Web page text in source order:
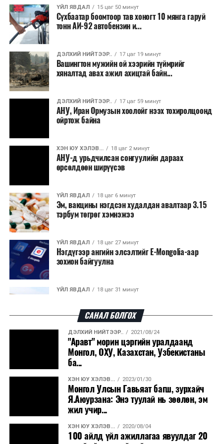
Урт, өтгөн үстэй, тайван ааштай Перс муур нь дэлхий
даяар хамгийн түгээмэл тансаг үүлдрийн нэг юм. Үнэ
нь гарал үүсэл, үржүүлэгчээсээ хамааран
ам.доллар хүрдэг.
Муурны үнэ нь зөвхөн үүлдрээс бус, цусны шугам,
үржүүлэгчийн нэр хүнд, эрүүл мэндийн баталгаа,
вакцинжуулалт, бүртгэл зэрэг олон хүчин зүйлээс
шалтгаалан өөр өөр байдаг. Харин
мэргэжилтнүүдийн үзэж буйгаар ямар ч үнэтэй
үүлдрийн муур байсан эзний хайр халамж, зөв
арчилгаа хамгийн чухал хэвээр байдаг.
долоодугаар сарын 13-нд Дэлхийн адууны өдрөөр
Польш улсын үзэгчдийн хүртээл болгоно.
хоногшсон Польшийн уран сайхны "Нохойтой дөрвөн
кинонуудыг албан ёсны эрхтэй, дуу, дүрсний өндөр
чанартайгаар үзэгчдэд хүргэхээр боллоо.
ҮЙЛ ЯВДАЛ 15 цаг 50 минут
Сүхбаатар боомтоор тав хоногт 10 мянга гаруй
тонн АИ-92 автобензин и...
ДЭЛХИЙ НИЙТЭЭР.. 17 цаг 19 минут
Вашингтон мужийн ой хээрийн түймрийг
хяналтад авах ажил ахицтай байн...
ДЭЛХИЙ НИЙТЭЭР.. 17 цаг 59 минут
АНУ, Иран Ормузын хоолойг нээх тохиролцоонд
ойртож байна
ХЭН ЮУ ХЭЛЭВ... 18 цаг 2 минут
АНУ-д урьдчилсан сонгуулийн дараах
өрсөлдөөн ширүүсэв
ҮЙЛ ЯВДАЛ 18 цаг 6 минут
Эм, вакцины нэгдсэн худалдан авалтаар 3.15
тэрбум төгрөг хэмнэжээ
ҮЙЛ ЯВДАЛ 18 цаг 27 минут
Нэгдүгээр ангийн элсэлтийг E-Mongolia-аар
зохион байгуулна
ҮЙЛ ЯВДАЛ 18 цаг 31 минут
талаас илүү хувь нь 13-аас...
ҮЙЛ ЯВДАЛ
Засгийн газар энэ оныг дуустал санхүүгийн
хэмнэлтийн горимд шилжинэ
ХЭН ЮУ ХЭЛЭВ... 19 цаг 4 минут
Шатахууны импортын гаалийн албан татварыг
2027 оны хоёрдугаар сарын ...
ҮЙЛ ЯВДАЛ
Нөөцийн махны хяналтын тогтолцоог
САНАЛ БОЛГОХ
ДЭЛХИЙ НИЙТЭЭР.. 2021/08/24
"Аравт" морин цэргийн уралдаанд
Монгол, ОХУ, Казахстан, Узбекистаны
ба...
ХЭН ЮУ ХЭЛЭВ... 2023/01/30
Монгол Улсын Гавьяат багш, зурхайч
Я.Аюурзана: Энэ туулай нь зөөлөн, эм
жил учир...
ХЭН ЮУ ХЭЛЭВ... 2020/08/04
100 айлд үйл ажиллагаа явуулдаг 20